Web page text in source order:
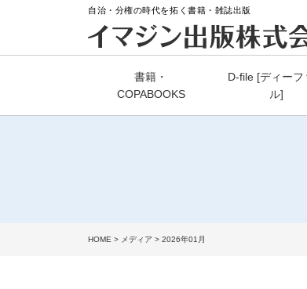
自治・分権の時代を拓く書籍・雑誌出版
書籍・
COPABOOKS
D-file [ディーフ
ル]
HOME > メディア > 2026年01月